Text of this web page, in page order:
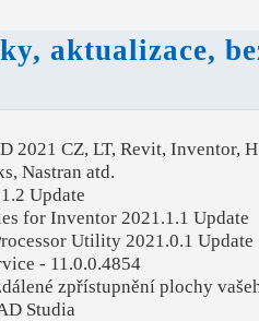
aktualizace,
2021 CZ, LT, Revit, Inventor,
Nastran atd.
Update
for Inventor 2021.1.1 Update
Utility 2021.0.1 Update
- 11.0.0.4854
zpřístupnění plochy
Studia